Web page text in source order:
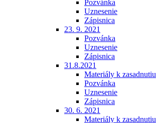
Pozvánka
Uznesenie
Zápisnica
23. 9. 2021
Pozvánka
Uznesenie
Zápisnica
31.8.2021
Materiály k zasadnutiu
Pozvánka
Uznesenie
Zápisnica
30. 6. 2021
Materiály k zasadnutiu